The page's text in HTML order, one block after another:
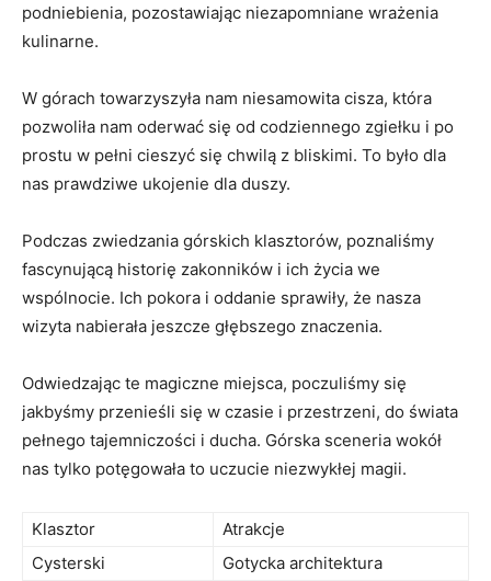
podniebienia, ⁢pozostawiając niezapomniane wrażenia
kulinarne.
W ​górach towarzyszyła​ nam⁣ niesamowita cisza,‍ która
pozwoliła nam oderwać ⁣się od codziennego‍ zgiełku i po
prostu w pełni cieszyć się chwilą z bliskimi. ​To było⁤ dla
nas prawdziwe ukojenie dla duszy.
Podczas zwiedzania górskich klasztorów, poznaliśmy
fascynującą⁣ historię zakonników i ich życia we
wspólnocie. ⁣Ich pokora i oddanie⁤ sprawiły, że nasza
wizyta nabierała jeszcze głębszego znaczenia.
Odwiedzając te magiczne miejsca, poczuliśmy się
jakbyśmy przenieśli się w czasie i przestrzeni, do świata
pełnego tajemniczości i ducha. Górska sceneria wokół
nas tylko potęgowała to uczucie niezwykłej magii.
Klasztor
Atrakcje
Cysterski
Gotycka architektura